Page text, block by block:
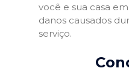
você e sua casa
danos causados
serviço.